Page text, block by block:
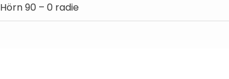
Hörn 90 – 0 radie